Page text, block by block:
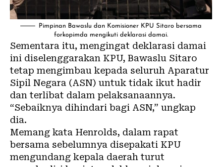
Pimpinan Bawaslu dan Komisioner KPU Sitaro bersama
forkopimda mengikuti deklarasi damai.
Sementara itu, mengingat deklarasi damai
ini diselenggarakan KPU, Bawaslu Sitaro
tetap mengimbau kepada seluruh Aparatur
Sipil Negara (ASN) untuk tidak ikut hadir
dan terlibat dalam pelaksanaannya.
“Sebaiknya dihindari bagi ASN,” ungkap
dia.
Memang kata Henrolds, dalam rapat
bersama sebelumnya disepakati KPU
mengundang kepala daerah turut